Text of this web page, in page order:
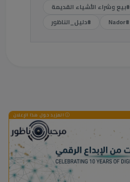
#بيع وشراء الأشياء القديمة
#Nador
#دليل_الناظور
المزيد حول هذا الإعلان